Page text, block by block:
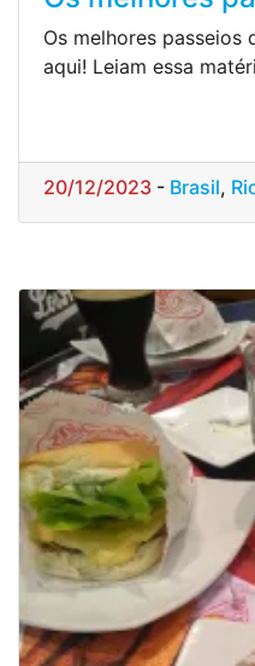
Os melhores passeios
aqui! Leiam essa
20/12/2023 - Brasil,